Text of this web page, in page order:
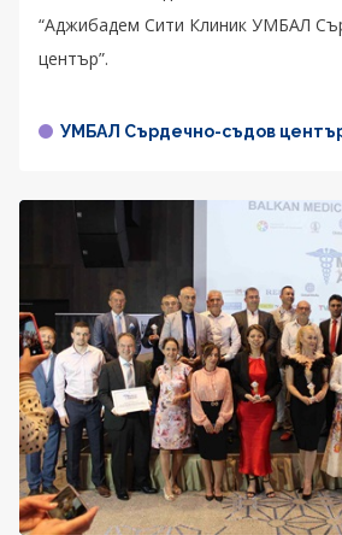
“Аджибадем Сити Клиник УМБАЛ
център”.
УМБАЛ Сърдечно-съдов